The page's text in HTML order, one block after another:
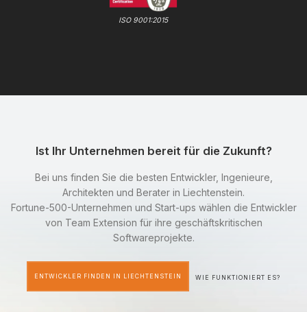
ISO 9001:2015
Ist Ihr Unternehmen bereit für die Zukunft?
Bei uns finden Sie die besten Entwickler, Ingenieure,
Architekten und Berater in Liechtenstein.
Fortune-500-Unternehmen und Start-ups wählen die Entwickler
von Team Extension für ihre geschäftskritischen
Softwareprojekte.
ENTWICKLER FINDEN IN LIECHTENSTEIN WIE FUNKTIONIERT ES?